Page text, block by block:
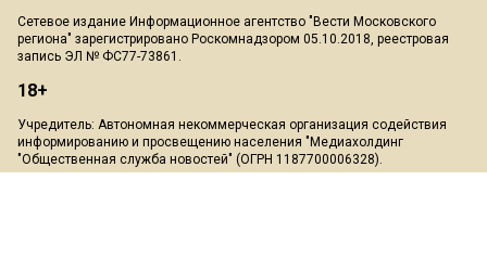
Сетевое издание Информационное агентство "Вести Московского
региона" зарегистрировано Роскомнадзором 05.10.2018, реестровая
запись ЭЛ № ФС77-73861.
18+
Учредитель: Автономная некоммерческая организация содействия
информированию и просвещению населения "Медиахолдинг
"Общественная служба новостей" (ОГРН 1187700006328).